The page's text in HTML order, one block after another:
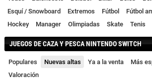
Esquí / Snowboard
Extremos Fútbol Fútbol
Hockey
Manager Olimpiadas Skate Tenis
JUEGOS DE CAZA Y PESCA NINTENDO SWITCH
Populares Nuevas altas Ya a la venta
Más
Valoración